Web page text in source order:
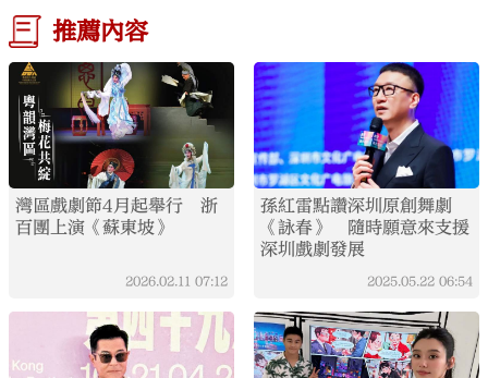
推薦內容
灣區戲劇節4月起舉行 浙
百團上演《蘇東坡》
2026.02.11 07:12
孫紅雷點讚深圳原創舞劇
《詠春》 隨時願意來支援
深圳戲劇發展
2025.05.22 06:54